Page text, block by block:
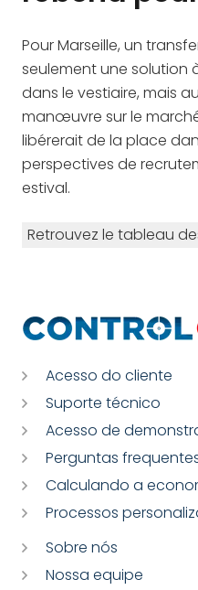
Pour Marseille, un
seulement une solution
dans le vestiaire, mais
manœuvre sur le
libérerait de la place
perspectives de
estival.
Retrouvez le tableau
Acesso do cliente
Suporte técnico
Acesso de
Perguntas
Calculando a
Processos
Sobre nós
Nossa equipe